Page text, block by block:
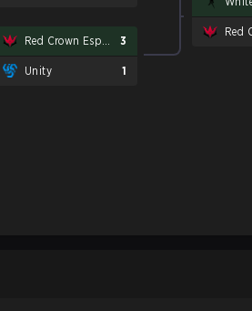
3
Unity 1